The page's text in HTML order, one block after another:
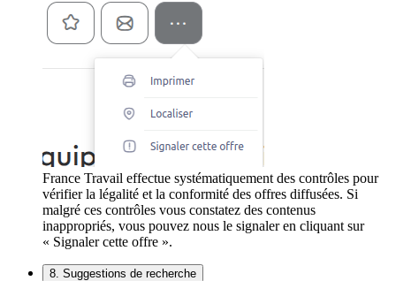
France Travail effectue systématiquement des contrôles pour
vérifier la légalité et la conformité des offres diffusées. Si
malgré ces contrôles vous constatez des contenus
inappropriés, vous pouvez nous le signaler en cliquant sur
« Signaler cette offre ».
8. Suggestions de recherche